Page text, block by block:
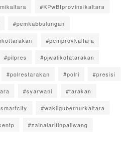
#KPwBIprovinsikaltara
#pemkabbulungan
#pemprovkaltara
#pilpres #pjwalikotatarakan
#polrestarakan #polri #presisi
#syarwani #tarakan
#wakilgubernurkaltara
#zainalarifinpaliwang